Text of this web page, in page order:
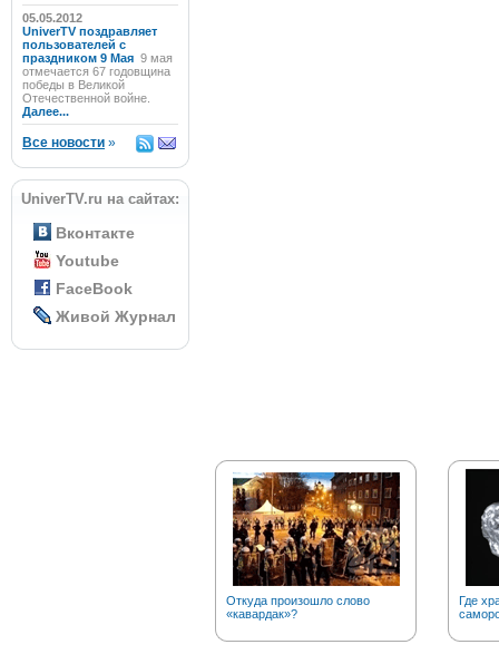
05.05.2012
UniverTV поздравляет
пользователей с
праздником 9 Мая 9 мая
отмечается 67 годовщина
победы в Великой
Отечественной войне.
Далее...
Все новости »
UniverTV.ru на сайтах:
Вконтакте
Youtube
FaceBook
Живой Журнал
Откуда произошло слово
«кавардак»?
Где